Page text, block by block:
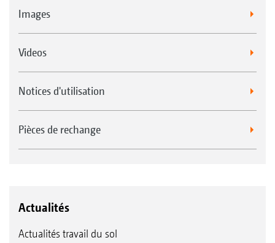
Images
Videos
Notices d'utilisation
Pièces de rechange
Actualités
Actualités travail du sol